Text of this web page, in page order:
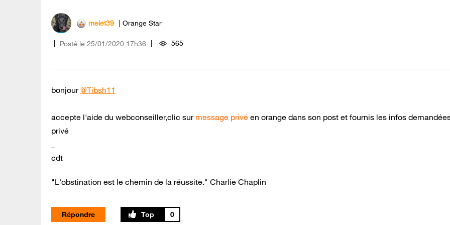
melet39 Orange Star
Posté le ‎25/01/2020 17h36 565
bonjour@Tibsh11
accepte l'aide du webconseiller,clic sur message privé en orange dans son post et fournis les infos
privé
cdt
"L'obstination est le chemin de la réussite." Charlie Chaplin
Répondre 0